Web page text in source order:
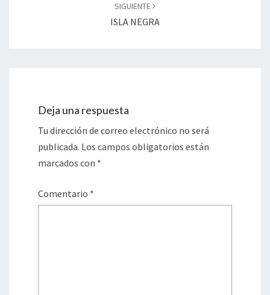
SIGUIENTE
ISLA NEGRA
Deja una respuesta
Tu dirección de correo electrónico no será
publicada. Los campos obligatorios están
marcados con *
Comentario *